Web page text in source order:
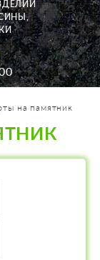
на памятник